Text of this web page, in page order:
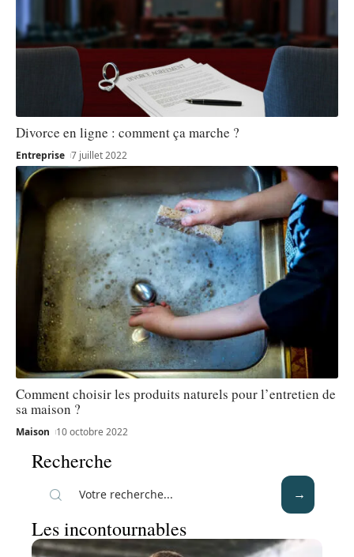
Divorce en ligne : comment ça marche ?
Entreprise 7 juillet 2022
Comment choisir les produits naturels pour l’entretien de
sa maison ?
Maison 10 octobre 2022
Recherche
Les incontournables